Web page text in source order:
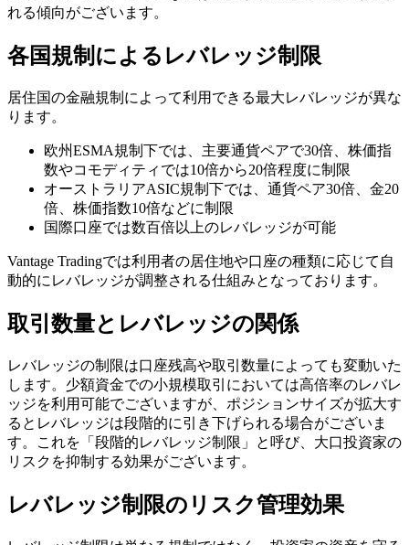
れる傾向がございます。
各国規制によるレバレッジ制限
居住国の金融規制によって利用できる最大レバレッジが異な
ります。
欧州ESMA規制下では、主要通貨ペアで30倍、株価指
数やコモディティでは10倍から20倍程度に制限
オーストラリアASIC規制下では、通貨ペア30倍、金20
倍、株価指数10倍などに制限
国際口座では数百倍以上のレバレッジが可能
Vantage Tradingでは利用者の居住地や口座の種類に応じて自
動的にレバレッジが調整される仕組みとなっております。
取引数量とレバレッジの関係
レバレッジの制限は口座残高や取引数量によっても変動いた
します。少額資金での小規模取引においては高倍率のレバレ
ッジを利用可能でございますが、ポジションサイズが拡大す
るとレバレッジは段階的に引き下げられる場合がございま
す。これを「段階的レバレッジ制限」と呼び、大口投資家の
リスクを抑制する効果がございます。
レバレッジ制限のリスク管理効果